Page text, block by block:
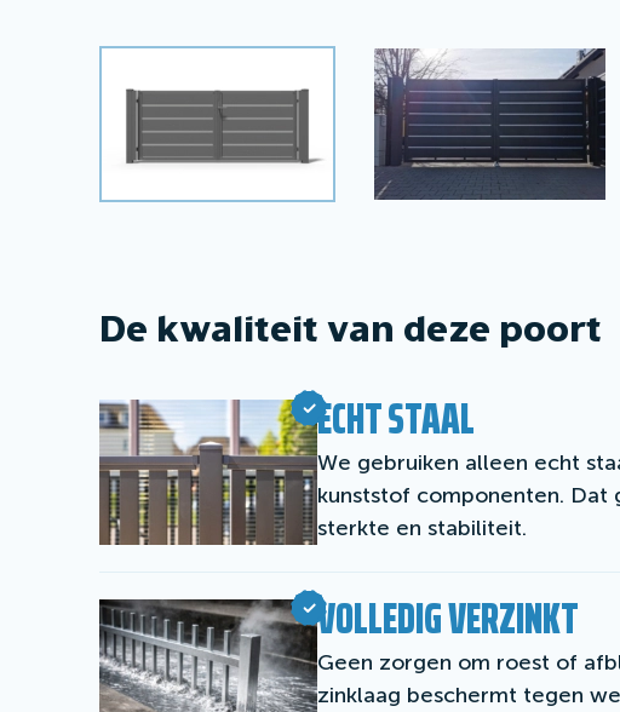
De kwaliteit van deze poort
ECHT STAAL
We gebruiken alleen echt
kunststof componenten.
sterkte en stabiliteit.
VOLLEDIG VERZINKT
Geen zorgen om roest of
zinklaag beschermt tegen